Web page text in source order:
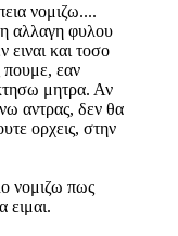
νομιζω....
αλλαγη φυλου
ειναι και τοσο
πουμε, εαν
μητρα. Αν
αντρας, δεν θα
ορχεις, στην
νομιζω πως
ειμαι.